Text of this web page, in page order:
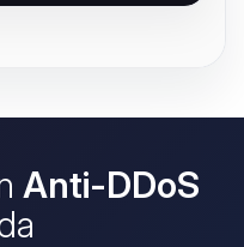
Anti-DDoS